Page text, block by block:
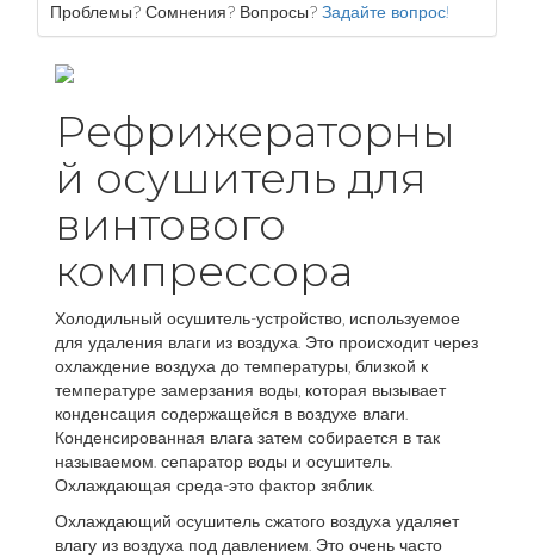
Проблемы? Сомнения? Вопросы? Задайте вопрос!
Рефрижераторны
й осушитель для
винтового
компрессора
Холодильный осушитель-устройство, используемое
для удаления влаги из воздуха. Это происходит через
охлаждение воздуха до температуры, близкой к
температуре замерзания воды, которая вызывает
конденсация содержащейся в воздухе влаги.
Конденсированная влага затем собирается в так
называемом. сепаратор воды и осушитель.
Охлаждающая среда-это фактор зяблик.
Охлаждающий осушитель сжатого воздуха удаляет
влагу из воздуха под давлением. Это очень часто